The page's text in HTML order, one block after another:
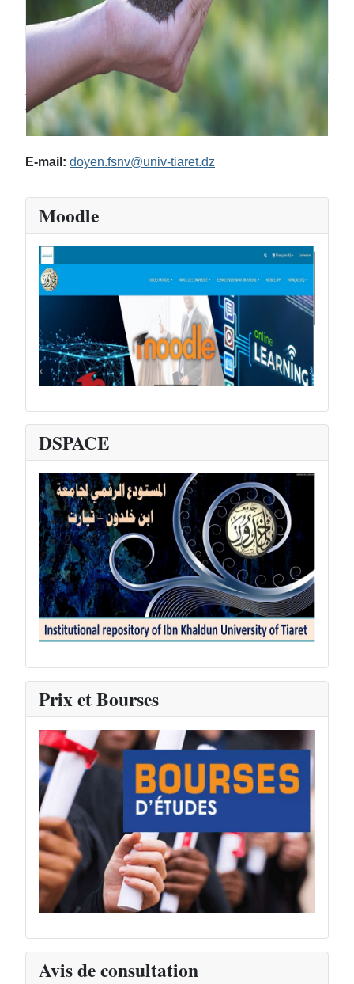
Département de Socle commun Sciences de la Nature et de la Vie
0
1
2
3
4
Doyen de la faculté
Mr: Sassi Mohamed
E-mail: doyen.fsnv@univ-tiaret.dz
Moodle
DSPACE
Prix et Bourses
Avis de consultation